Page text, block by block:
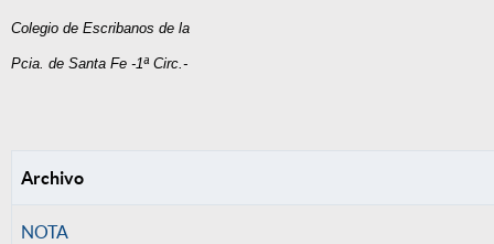
Colegio de Escribanos de la
Pcia. de Santa Fe -1ª Circ.-
Archivo
NOTA